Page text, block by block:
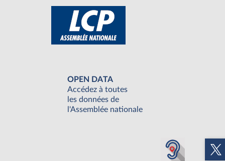
OPEN DATA
Accédez à toutes
les données de
l'Assemblée nationale